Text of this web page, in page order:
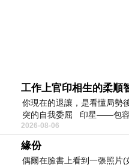
工作上官印相生的柔順
你現在的退讓，是看懂局勢
突的自我委屈 印星——包容
一步觀察，不會
2026-08-06
緣份
偶爾在臉書上看到一張照片